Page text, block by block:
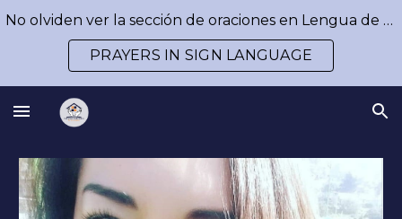
Skip to navigation
No olviden ver la sección de oraciones en Lengua de Señas / Don´t forget to watch our prayers in Sign Language
PRAYERS IN SIGN LANGUAGE